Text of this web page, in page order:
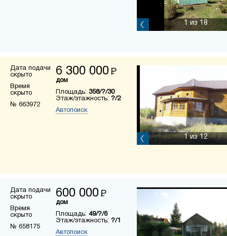
1 из 18
Дата подачи
скрыто
Время
скрыто
№ 663972
6 300 000 Р
дом
Площадь: 358/?/30
Этаж/этажность: ?/2
Автопоиск
1из 12
Дата подачи
скрыто
Время
скрыто
№ 658175
600 000 Р
дом
Площадь: 49/?/6
Этаж/этажность: ?/1
Автопоиск